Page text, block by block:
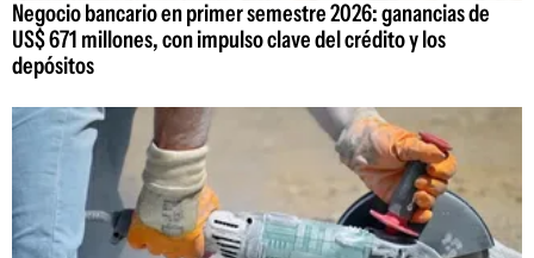
Negocio bancario en primer semestre 2026: ganancias de
US$ 671 millones, con impulso clave del crédito y los
depósitos